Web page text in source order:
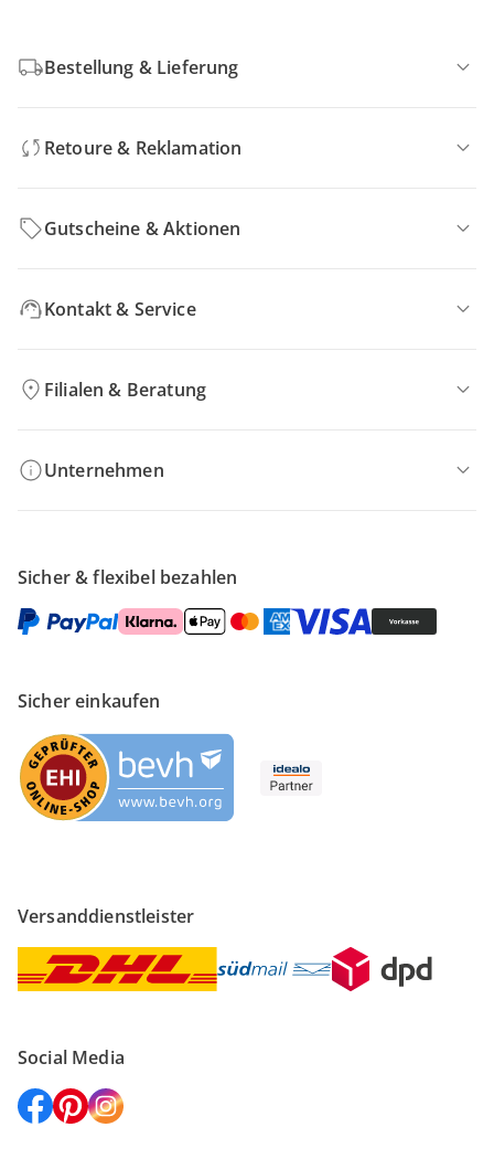
Bestellung & Lieferung
Retoure & Reklamation
Gutscheine & Aktionen
Kontakt & Service
Filialen & Beratung
Unternehmen
Sicher & flexibel bezahlen
Sicher einkaufen
Versanddienstleister
Social Media